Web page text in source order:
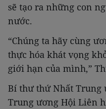
sẽ tạo ra những con
nước.
“Chúng ta hãy cùng
thực hóa khát vọng
giới hạn của mình,”
Bí thư thứ Nhất Trung
Trung ương Hội Liên